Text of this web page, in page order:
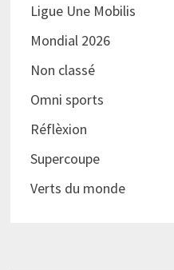
Ligue Une Mobilis
Mondial 2026
Non classé
Omni sports
Réflèxion
Supercoupe
Verts du monde